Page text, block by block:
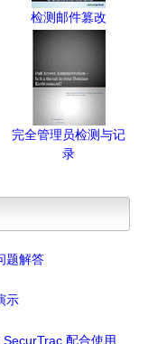
检测邮件篡改
完全管理员检测与记
录
题解答
示
配合使用